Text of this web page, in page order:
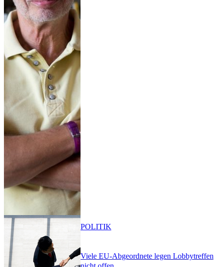
Viele EU-Abgeordnete legen Lobbytreffen
POLITIK